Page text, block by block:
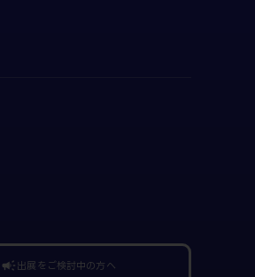
campaign出展をご検討中の方へ